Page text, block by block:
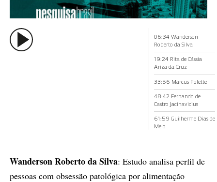
06:34 Wanderson
Roberto da Silva
19:24 Rita de Cássia
Ariza da Cruz
33:56 Marcus Polette
48:42 Fernando de
Castro Jacinavicius
61:59 Guilherme Dias de
Melo
Wanderson Roberto da Silva: Estudo analisa perfil de
pessoas com obsessão patológica por alimentação